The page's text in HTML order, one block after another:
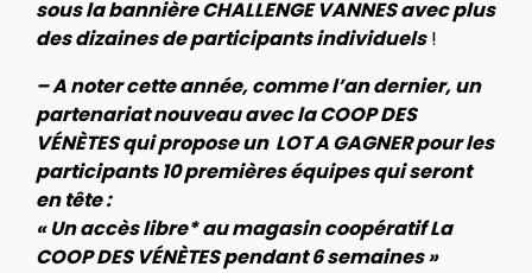
sous la bannière CHALLENGE VANNES avec plus
des dizaines de participants individuels!
– A noter cette année, comme l’an dernier, un
partenariat nouveau avec la COOP DES
VÉNÈTES qui propose un LOT A GAGNER pour les
participants 10 premières équipes qui seront
en tête :
« Un accès libre* au magasin coopératif La
COOP DES VÉNÈTES pendant 6 semaines »